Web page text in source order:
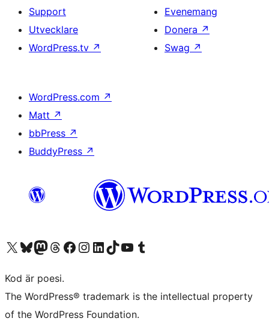
Support
Utvecklare
WordPress.tv ↗
Evenemang
Donera ↗
Swag ↗
WordPress.com ↗
Matt ↗
bbPress ↗
BuddyPress ↗
Besök vår X-konto (f.d. Twitter)
Besök vårt Bluesky-konto
Besök vårt Mastodon-konto
Besök vårt Thread-konto
Besök vår Facebook-sidaBesök vårt Instagram-konto
Besök vårt LinkedIn-konto
Besök vårt TikTok-konto
Besök vår YouTube-kanalBesök vårt Tumblr-konto
Kod är poesi.
The WordPress® trademark is the intellectual property
of the WordPress Foundation.